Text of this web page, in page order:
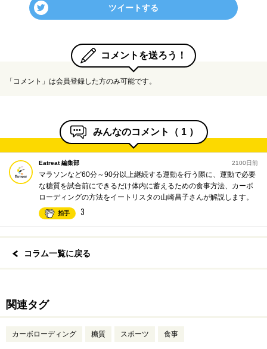
ツイートする
コメントを送ろう！
「コメント」は会員登録した方のみ可能です。
みんなのコメント（ 1 ）
Eatreat 編集部 2100日前
マラソンなど60分～90分以上継続する運動を行う際に、運動で必要
な糖質を試合前にできるだけ体内に蓄えるための食事方法、カーボ
ローディングの方法をイートリスタの山崎昌子さんが解説します。
拍手 3
コラム一覧に戻る
関連タグ
カーボローディング 糖質 スポーツ 食事